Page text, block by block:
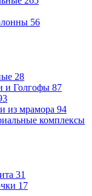
56
28
и Голгофы 87
из мрамора 94
комплексы
31
17